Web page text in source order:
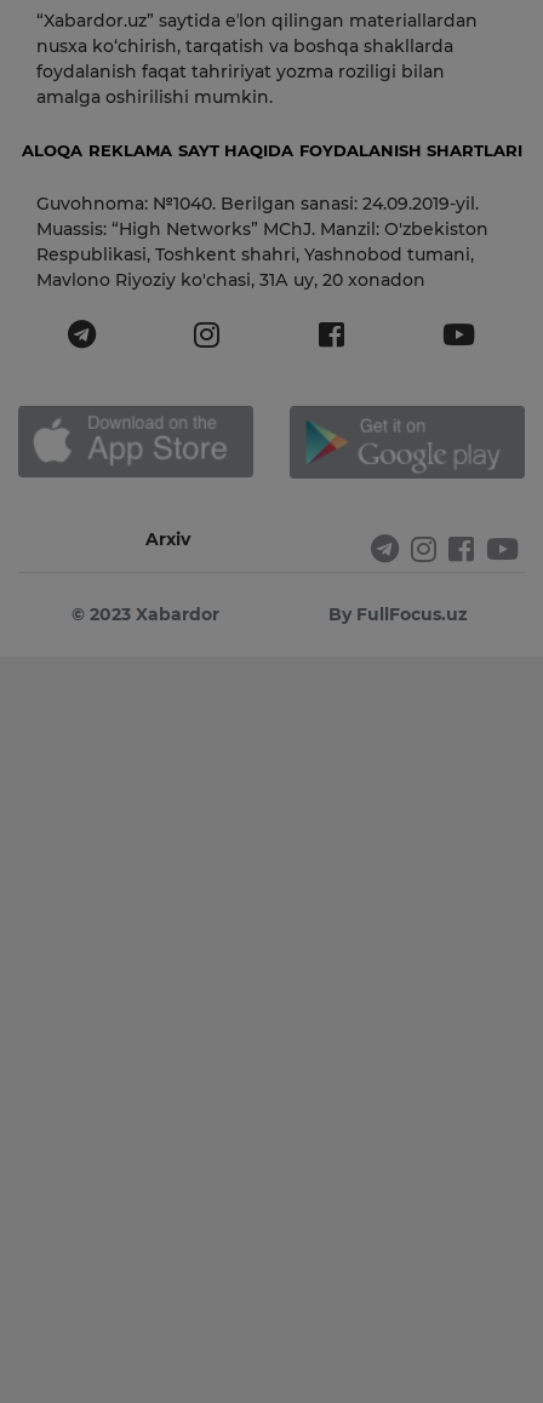
“Xabardor.uz” saytida eʼlon qilingan materiallardan
nusxa ko‘chirish, tarqatish va boshqa shakllarda
foydalanish faqat tahririyat yozma roziligi bilan
amalga oshirilishi mumkin.
ALOQA REKLAMA SAYT HAQIDA FOYDALANISH SHARTLARI
Guvohnoma: №1040. Berilgan sanasi: 24.09.2019-yil.
Muassis: “High Networks” MChJ. Manzil: O'zbekiston
Respublikasi, Toshkent shahri, Yashnobod tumani,
Mavlono Riyoziy ko'chasi, 31А uy, 20 xonadon
Arxiv
© 2023 Xabardor By FullFocus.uz